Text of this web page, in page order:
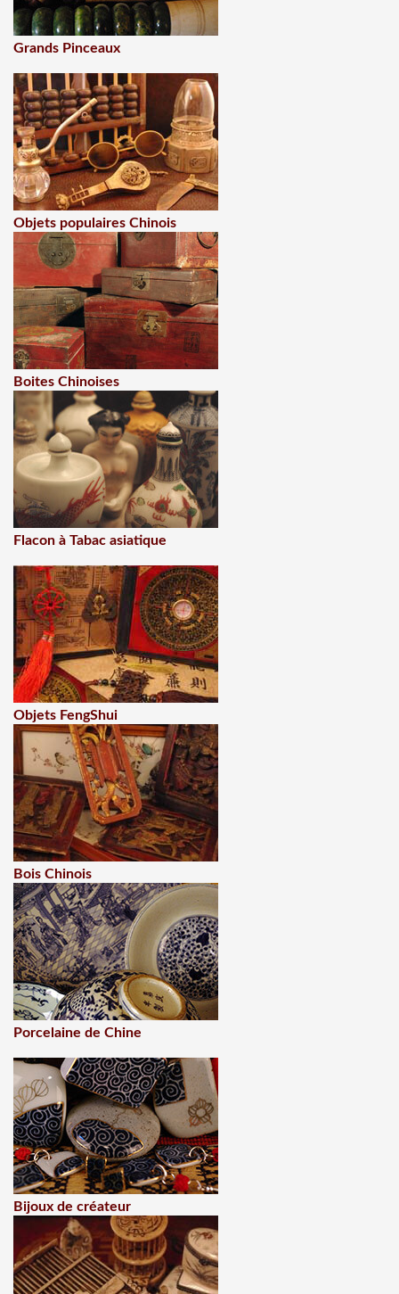
Grands Pinceaux
Objets populaires Chinois
Boites Chinoises
Flacon à Tabac asiatique
Objets FengShui
Bois Chinois
Porcelaine de Chine
Bijoux de créateur